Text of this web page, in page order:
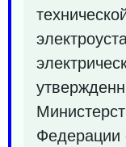
Федерации